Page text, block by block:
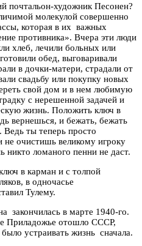
почтальон-художник Песонен?
молекулой совершенно
которая в их важных
противника». Вчера эти люди
хлеб, лечили больных или
обед, выговаривали
в дочки-матери, страдали от
свадьбу или покупку новых
свой дом и в нем любимую
с нерешенной задачей и
жизнь. Положить ключ в
вернешься, и бежать, бежать
Ведь ты теперь просто
не очистишь великому игроку
никто ломаного пенни не даст.
в карман и с толпой
в одночасье
Тулему.
закончилась в марте 1940-го.
Приладожье отошло СССР,
устраивать жизнь сначала.